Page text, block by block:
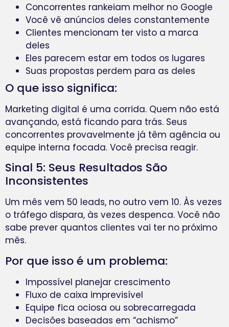
Concorrentes rankeiam melhor no Google
Você vê anúncios deles constantemente
Clientes mencionam ter visto a marca
deles
Eles parecem estar em todos os lugares
Suas propostas perdem para as deles
O que isso significa:
Marketing digital é uma corrida. Quem não está
avançando, está ficando para trás. Seus
concorrentes provavelmente já têm agência ou
equipe interna focada. Você precisa reagir.
Sinal 5: Seus Resultados São
Inconsistentes
Um mês vem 50 leads, no outro vem 10. Às vezes
o tráfego dispara, às vezes despenca. Você não
sabe prever quantos clientes vai ter no próximo
mês.
Por que isso é um problema:
Impossível planejar crescimento
Fluxo de caixa imprevisível
Equipe fica ociosa ou sobrecarregada
Decisões baseadas em “achismo”